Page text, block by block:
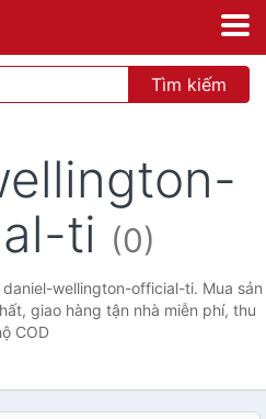
Tìm kiếm
ti (0)
wellington-official-ti. Mua sản
giao hàng tận nhà miễn phí, thu
COD